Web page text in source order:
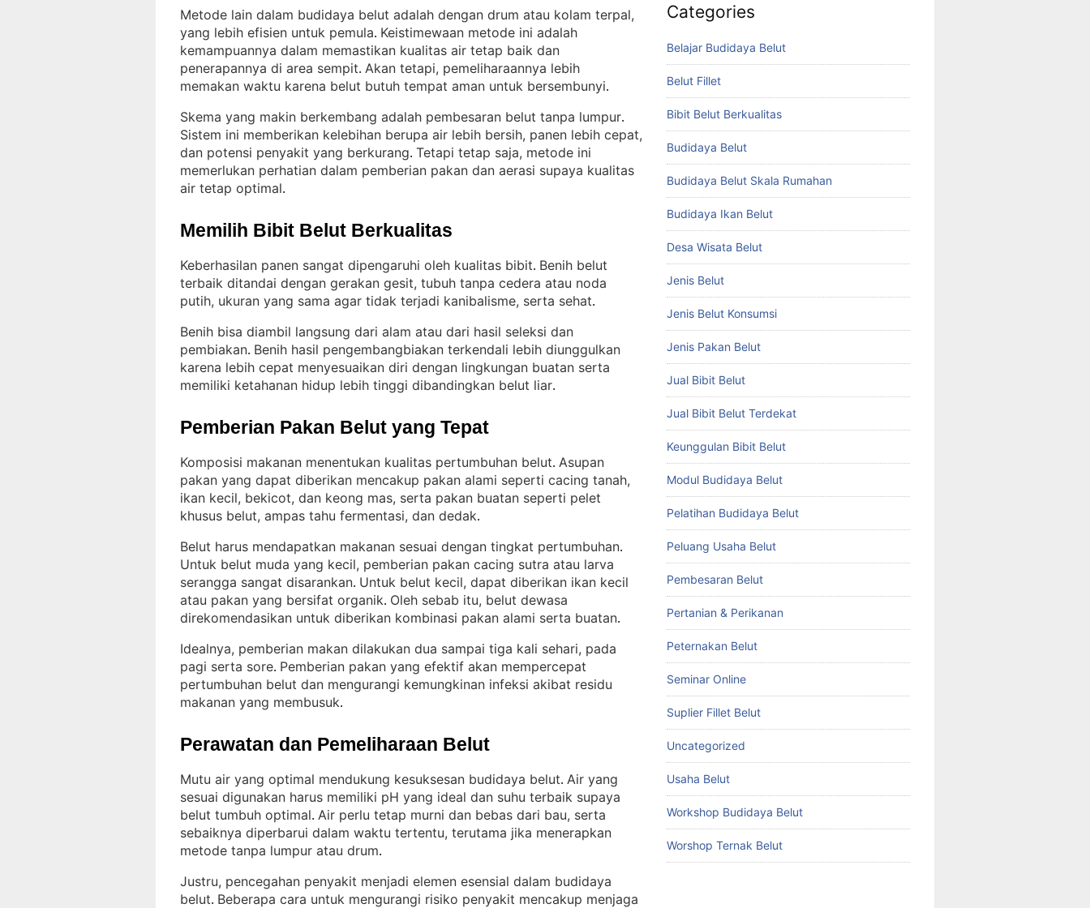
Metode lain dalam budidaya belut adalah dengan drum atau kolam terpal,
yang lebih efisien untuk pemula. Keistimewaan metode ini adalah
kemampuannya dalam memastikan kualitas air tetap baik dan
penerapannya di area sempit. Akan tetapi, pemeliharaannya lebih
memakan waktu karena belut butuh tempat aman untuk bersembunyi.
Skema yang makin berkembang adalah pembesaran belut tanpa lumpur
Sistem ini memberikan kelebihan berupa air lebih bersih, panen lebih cepat,
dan potensi penyakit yang berkurang. Tetapi tetap saja, metode ini
memerlukan perhatian dalam pemberian pakan dan aerasi supaya kualitas
air tetap optimal.
Memilih Bibit Belut Berkualitas
Keberhasilan panen sangat dipengaruhi oleh kualitas bibit. Benih belut
terbaik ditandai dengan gerakan gesit, tubuh tanpa cedera atau noda
putih, ukuran yang sama agar tidak terjadi kanibalisme, serta sehat.
Benih bisa diambil langsung dari alam atau dari hasil seleksi dan
pembiakan. Benih hasil pengembangbiakan terkendali lebih diunggulkan
karena lebih cepat menyesuaikan diri dengan lingkungan buatan serta
memiliki ketahanan hidup lebih tinggi dibandingkan belut liar.
Pemberian Pakan Belut yang Tepat
Komposisi makanan menentukan kualitas pertumbuhan belut. Asupan
pakan yang dapat diberikan mencakup pakan alami seperti cacing tanah,
ikan kecil, bekicot, dan keong mas, serta pakan buatan seperti pelet
khusus belut, ampas tahu fermentasi, dan dedak.
Belut harus mendapatkan makanan sesuai dengan tingkat pertumbuhan
Untuk belut muda yang kecil, pemberian pakan cacing sutra atau larva
serangga sangat disarankan. Untuk belut kecil, dapat diberikan ikan kecil
atau pakan yang bersifat organik. Oleh sebab itu, belut dewasa
direkomendasikan untuk diberikan kombinasi pakan alami serta buatan.
Idealnya, pemberian makan dilakukan dua sampai tiga kali sehari, pada
pagi serta sore. Pemberian pakan yang efektif akan mempercepat
pertumbuhan belut dan mengurangi kemungkinan infeksi akibat residu
makanan yang membusuk.
Perawatan dan Pemeliharaan Belut
Mutu air yang optimal mendukung kesuksesan budidaya belut. Air yang
sesuai digunakan harus memiliki pH yang ideal dan suhu terbaik supaya
belut tumbuh optimal. Air perlu tetap murni dan bebas dari bau, serta
sebaiknya diperbarui dalam waktu tertentu, terutama jika menerapkan
metode tanpa lumpur atau drum.
Justru, pencegahan penyakit menjadi elemen esensial dalam budidaya
belut. Beberapa cara untuk mengurangi risiko penyakit mencakup menjaga
Categories
Belajar Budidaya Belut
Belut Fillet
Bibit Belut Berkualitas
Budidaya Belut
Budidaya Belut Skala Rumahan
Budidaya Ikan Belut
Desa Wisata Belut
Jenis Belut
Jenis Belut Konsumsi
Jenis Pakan Belut
Jual Bibit Belut
Jual Bibit Belut Terdekat
Keunggulan Bibit Belut
Modul Budidaya Belut
Pelatihan Budidaya Belut
Peluang Usaha Belut
Pembesaran Belut
Pertanian & Perikanan
Peternakan Belut
Seminar Online
Suplier Fillet Belut
Uncategorized
Usaha Belut
Workshop Budidaya Belut
Worshop Ternak Belut